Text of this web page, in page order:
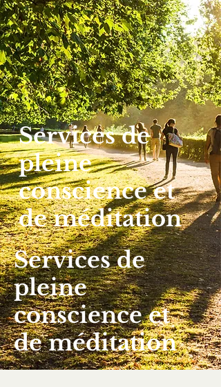
Services de
pleine
conscience et
de méditation
Services de
pleine
conscience et
de méditation